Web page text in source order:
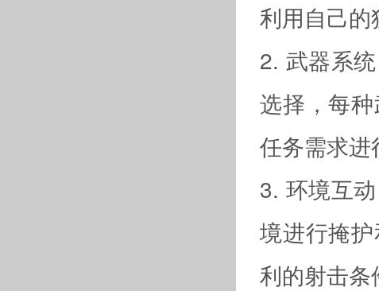
利用自己的
2. 武器系
选择，每
任务需求进
3. 环境互
境进行掩
利的射击条